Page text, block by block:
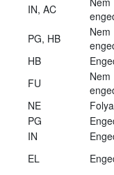
IN, AC
PG, HB
Nem
HB
FU
Nem
NE
PG
IN
EL